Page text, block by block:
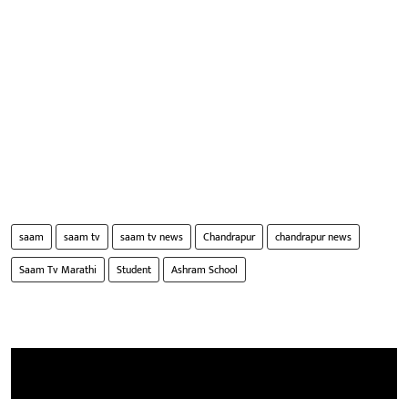
saam saam tv saam tv news Chandrapur
chandrapur news
Saam Tv Marathi
Student Ashram School